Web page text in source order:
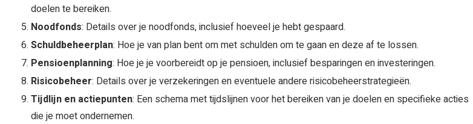
doelen te bereiken.
Noodfonds: Details over je noodfonds, inclusief hoeveel je hebt gespaard.
Schuldbeheerplan: Hoe je van plan bent om met schulden om te gaan en deze af te lossen.
Pensioenplanning: Hoe je je voorbereidt op je pensioen, inclusief besparingen en investeringen.
Risicobeheer: Details over je verzekeringen en eventuele andere risicobeheerstrategieën.
Tijdlijn en actiepunten: Een schema met tijdslijnen voor het bereiken van je doelen en specifieke acties
die je moet ondernemen.